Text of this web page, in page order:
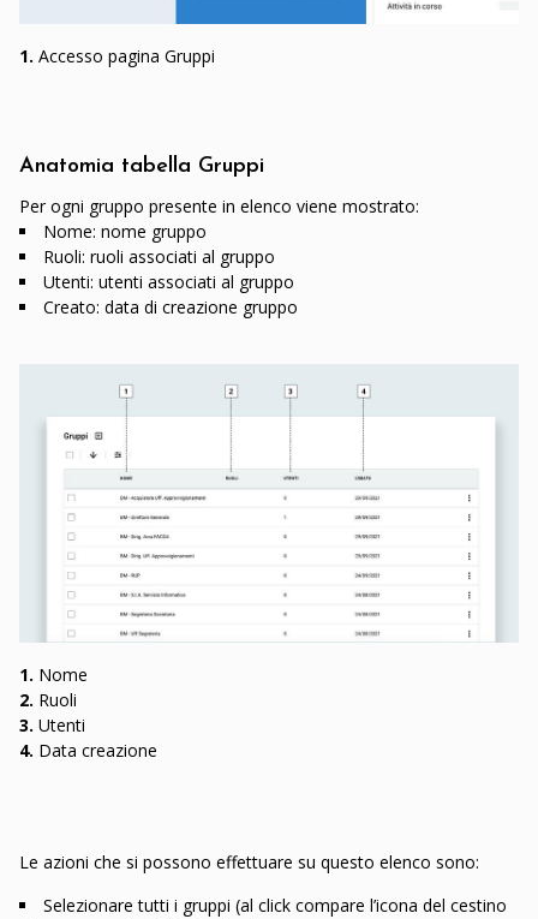
1. Accesso pagina Gruppi
Anatomia tabella Gruppi
Per ogni gruppo presente in elenco viene mostrato:
Nome: nome gruppo
Ruoli: ruoli associati al gruppo
Utenti: utenti associati al gruppo
Creato: data di creazione gruppo
1. Nome
2. Ruoli
3. Utenti
4. Data creazione
Le azioni che si possono effettuare su questo elenco sono:
Selezionare tutti i gruppi (al click compare l’icona del cestino